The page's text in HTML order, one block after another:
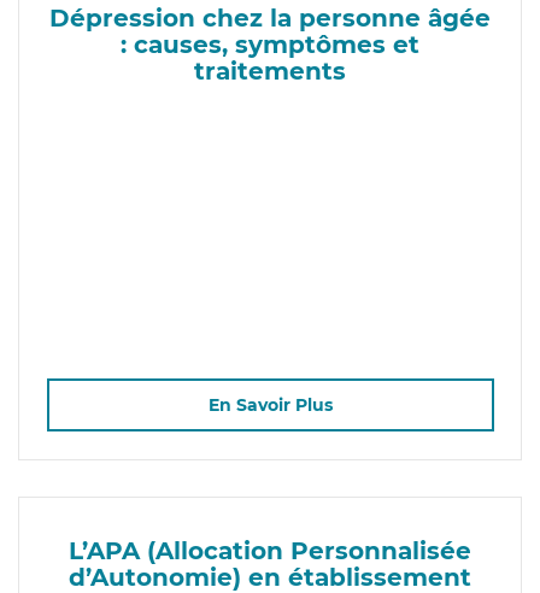
Dépression chez la personne âgée
: causes, symptômes et
traitements
En Savoir Plus
L’APA (Allocation Personnalisée
d’Autonomie) en établissement